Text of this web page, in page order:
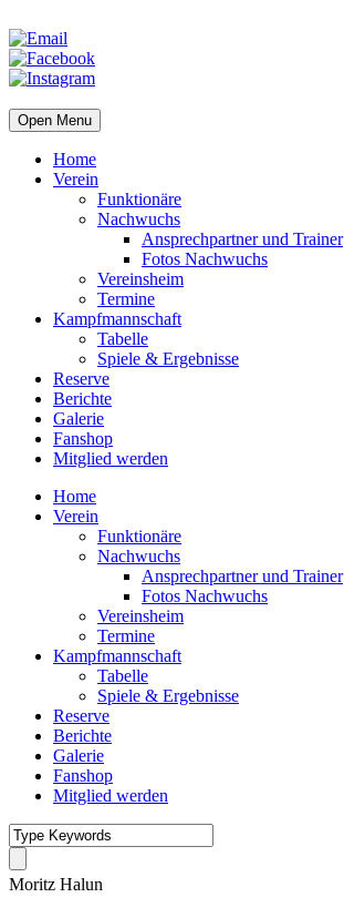
Open Menu
Home
Verein
Funktionäre
Nachwuchs
Ansprechpartner und Trainer
Fotos Nachwuchs
Vereinsheim
Termine
Kampfmannschaft
Tabelle
Spiele & Ergebnisse
Reserve
Berichte
Galerie
Fanshop
Mitglied werden
Home
Verein
Funktionäre
Nachwuchs
Ansprechpartner und Trainer
Fotos Nachwuchs
Vereinsheim
Termine
Kampfmannschaft
Tabelle
Spiele & Ergebnisse
Reserve
Berichte
Galerie
Fanshop
Mitglied werden
Moritz Halun